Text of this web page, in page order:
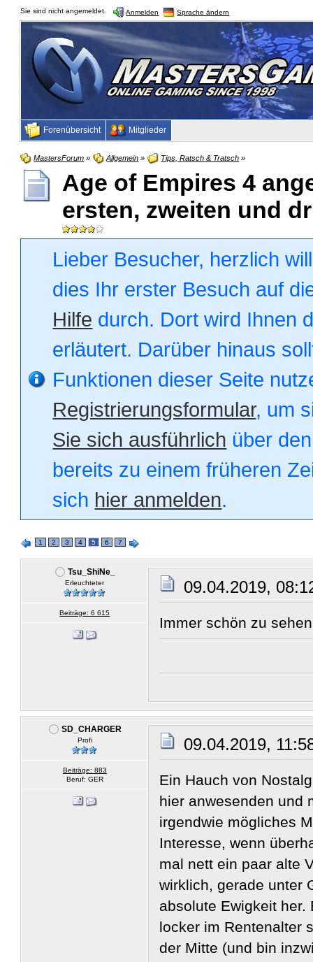
Sie sind nicht angemeldet. Anmelden Sprache ändern
Forenübersicht Mitglieder
MastersForum » Allgemein » Tips, Ratsch & Tratsch »
Age of Empires 4
ersten, zweiten und
Lieber Besucher, herzlich
dies Ihr erster Besuch auf
Hilfe durch. Dort wird Ihnen
erläutert. Darüber hinaus
Funktionen dieser Seite
Registrierungsformular, um
Sie sich ausführlich über
bereits zu einem früheren
sich hier anmelden.
1 2 3 4 5 6 7
Tsu_ShiNe_
Erleuchteter
Beiträge: 6 615
09.04.2019,
Immer schön zu
SD_CHARGER
Profi
Beiträge: 883
Beruf: GER
09.04.2019,
Ein Hauch von
hier anwesenden und
irgendwie mögliches
Interesse, wenn
mal nett ein paar alte
wirklich, gerade unter
absolute Ewigkeit
locker im Rentenalter
der Mitte (und bin